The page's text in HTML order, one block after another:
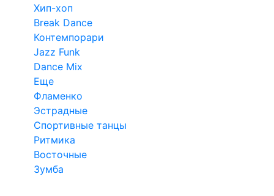
Хип-хоп
Break Dance
Контемпорари
Jazz Funk
Dance Mix
Еще
Фламенко
Эстрадные
Спортивные танцы
Ритмика
Восточные
Зумба